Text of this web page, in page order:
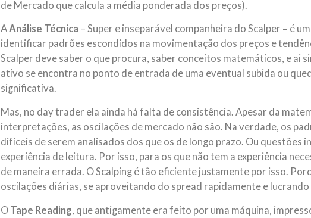
de Mercado que calcula a média ponderada dos preços).
AAnálise Técnica – Super e inseparável companheira do Scalper – é
identificar padrões escondidos na movimentação dos preços e
Scalper deve saber o que procura, saber conceitos matemáticos, e ai
ativo se encontra no ponto de entrada de uma eventual subida ou
significativa.
Mas, no day trader ela ainda há falta de consistência. Apesar da
interpretações, as oscilações de mercado não são. Na verdade, os
difíceis de serem analisados dos que os de longo prazo. Ou questões
experiência de leitura. Por isso, para os que não tem a experiência
de maneira errada. O Scalping é tão eficiente justamente por isso.
oscilações diárias, se aproveitando do spread rapidamente e lucrando
O Tape Reading, que antigamente era feito por uma máquina,